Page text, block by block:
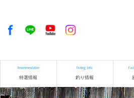
Recommendation
特選情報
Fishing Info.
釣り情報